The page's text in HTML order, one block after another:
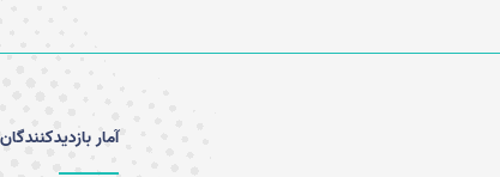
آمار بازدیدکنندگان